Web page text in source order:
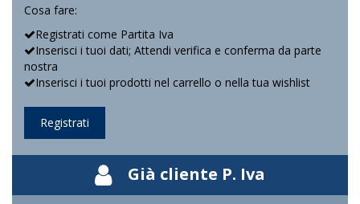
Cosa fare:
Registrati come Partita Iva
Inserisci i tuoi dati; Attendi verifica e conferma da parte
nostra
Inserisci i tuoi prodotti nel carrello o nella tua wishlist
Registrati
Già cliente P. Iva